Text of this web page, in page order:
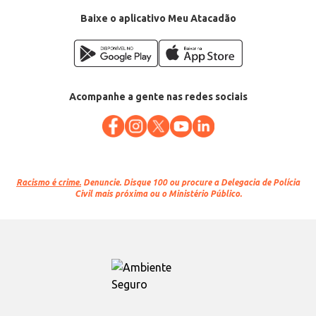
Baixe o aplicativo Meu Atacadão
Acompanhe a gente nas redes sociais
Racismo é crime. Denuncie. Disque 100 ou procure a Delegacia de Polícia
Civil mais próxima ou o Ministério Público.